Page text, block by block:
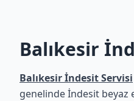
Balıkesir
Balıkesir İndesit Servisi
genelinde İndesit beyaz